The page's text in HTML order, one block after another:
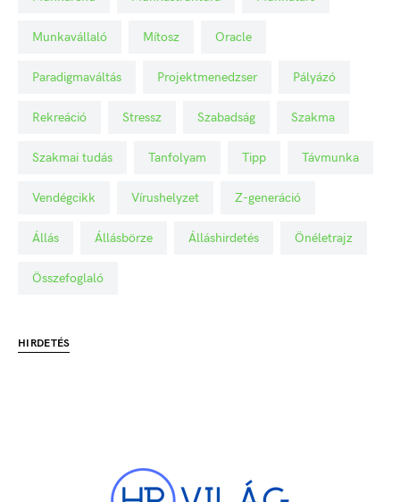
Munkavállaló Mítosz Oracle
Paradigmaváltás Projektmenedzser Pályázó
Rekreáció Stressz Szabadság Szakma
Szakmai tudás Tanfolyam Tipp Távmunka
Vendégcikk Vírushelyzet Z-generáció
Állás Állásbörze Álláshirdetés Önéletrajz
Összefoglaló
HIRDETÉS